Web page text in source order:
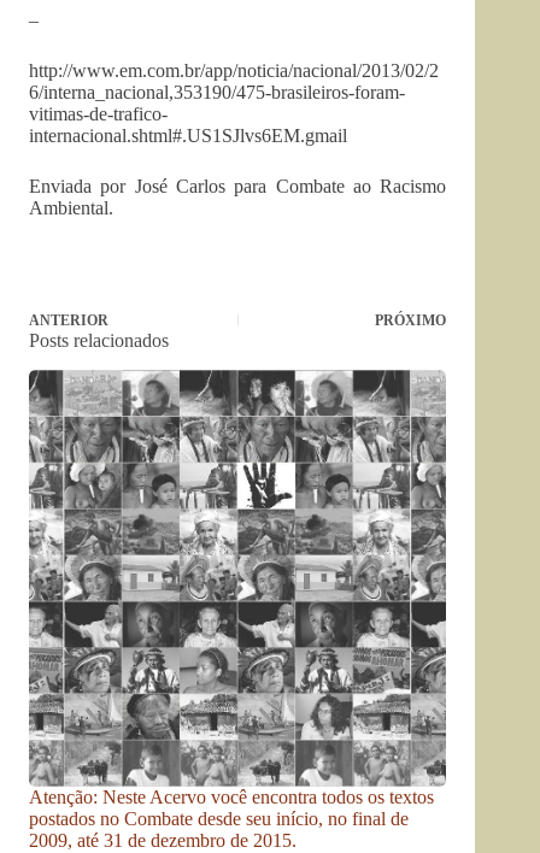
–
http://www.em.com.br/app/noticia/nacional/2013/02/2
6/interna_nacional,353190/475-brasileiros-foram-
vitimas-de-trafico-
internacional.shtml#.US1SJlvs6EM.gmail
Enviada por José Carlos para Combate ao Racismo
Ambiental.
ANTERIOR PRÓXIMO
Posts relacionados
Atenção: Neste Acervo você encontra todos os textos
postados no Combate desde seu início, no final de
2009, até 31 de dezembro de 2015.